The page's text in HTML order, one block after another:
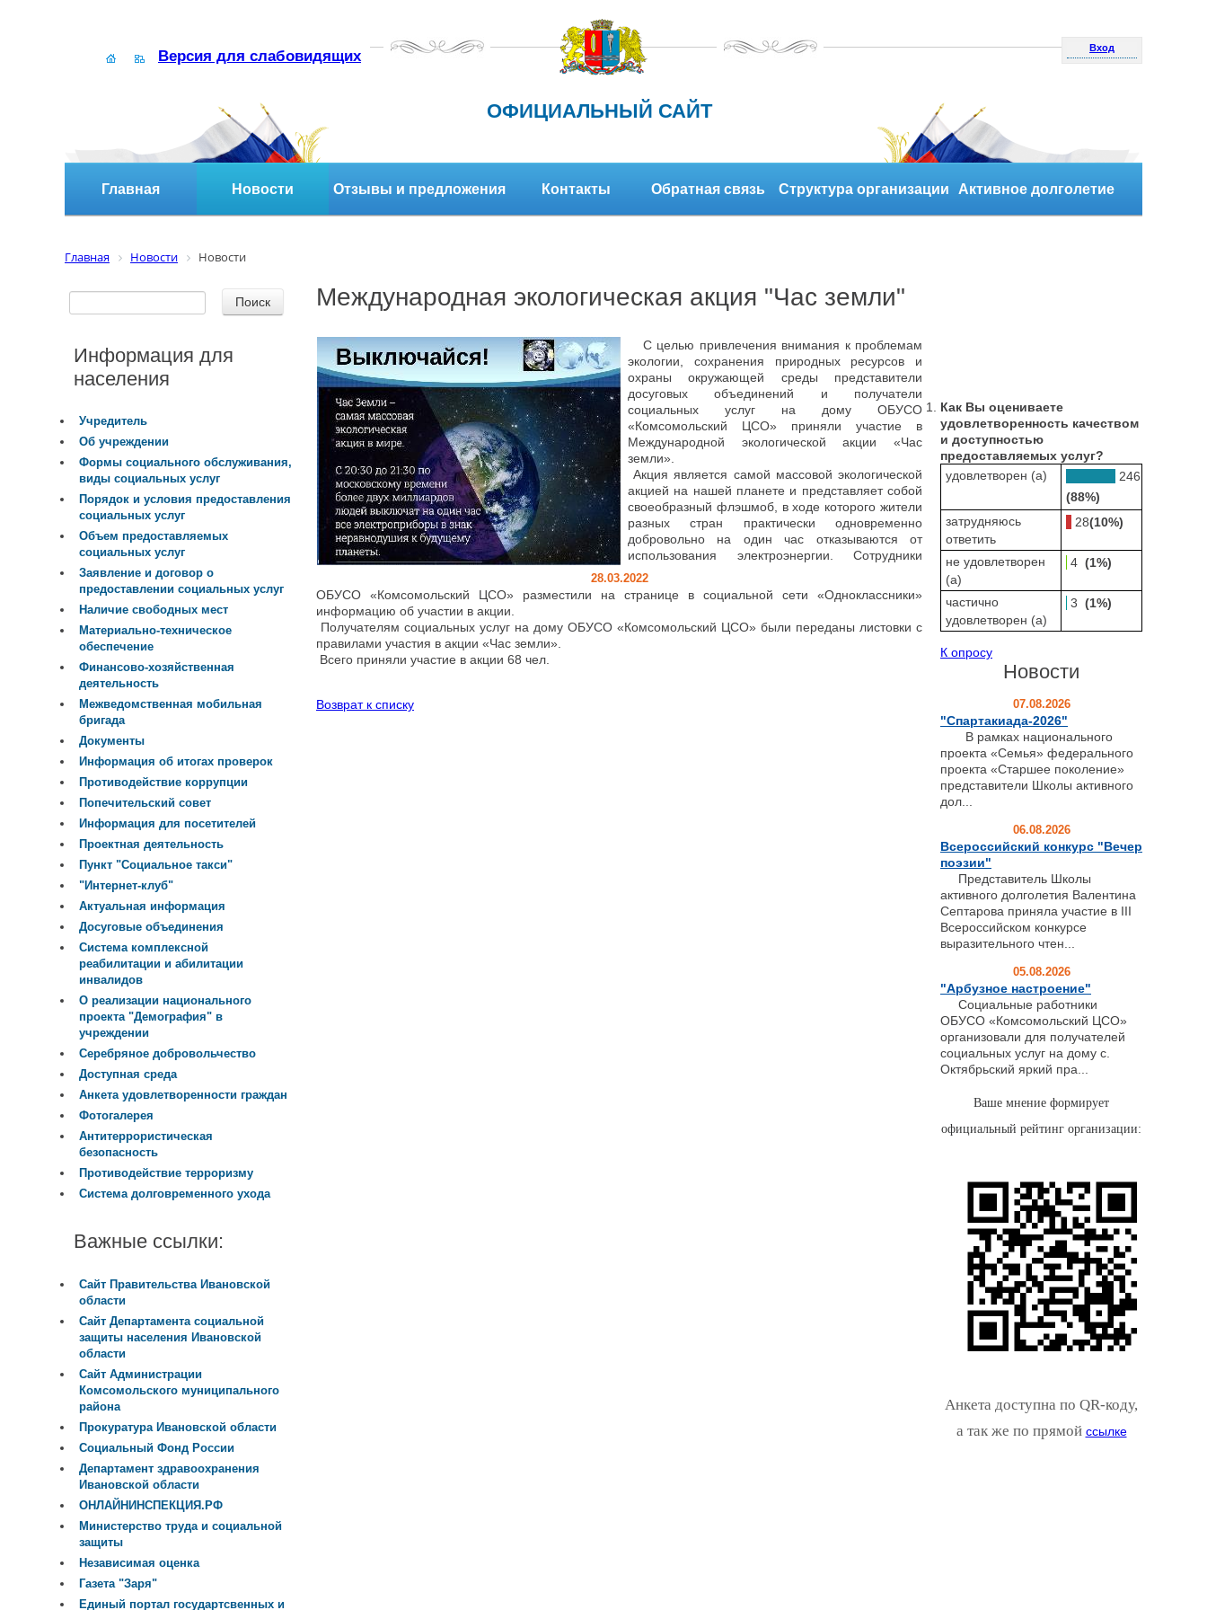
Версия для слабовидящих Вход
ОФИЦИАЛЬНЫЙ САЙТ
Главная Новости Отзывы и предложения Контакты Обратная связь Структура организации Активное долголетие
Главная Новости Новости
Международная экологическая акция "Час земли"
28.03.2022
С целью привлечения внимания к проблемам
экологии, сохранения природных ресурсов и
охраны окружающей среды представители
досуговых объединений и получатели
социальных услуг на дому ОБУСО
«Комсомольский ЦСО» приняли участие в
Международной экологической акции «Час
земли».
Акция является самой массовой экологической
акцией на нашей планете и представляет собой
своеобразный флэшмоб, в ходе которого жители
разных стран практически одновременно
добровольно на один час отказываются от
использования электроэнергии. Сотрудники
ОБУСО «Комсомольский ЦСО» разместили на странице в социальной сети «Одноклассники»
информацию об участии в акции.
Получателям социальных услуг на дому ОБУСО «Комсомольский ЦСО» были переданы листовки с
правилами участия в акции «Час земли».
Всего приняли участие в акции 68 чел.
Возврат к списку
Информация для
населения
Учредитель
Об учреждении
Формы социального обслуживания,
виды социальных услуг
Порядок и условия предоставления
социальных услуг
Объем предоставляемых
социальных услуг
Заявление и договор о
предоставлении социальных услуг
Наличие свободных мест
Материально-техническое
обеспечение
Финансово-хозяйственная
деятельность
Межведомственная мобильная
бригада
Документы
Информация об итогах проверок
Противодействие коррупции
Попечительский совет
Информация для посетителей
Проектная деятельность
Пункт "Социальное такси"
"Интернет-клуб"
Актуальная информация
Досуговые объединения
Система комплексной
реабилитации и абилитации
инвалидов
О реализации национального
проекта "Демография" в
учреждении
Серебряное добровольчество
Доступная среда
Анкета удовлетворенности граждан
Фотогалерея
Антитеррористическая
безопасность
Противодействие терроризму
Система долговременного ухода
Важные ссылки:
Сайт Правительства Ивановской
области
Сайт Департамента социальной
защиты населения Ивановской
области
Сайт Администрации
Комсомольского муниципального
района
Прокуратура Ивановской области
Социальный Фонд России
Департамент здравоохранения
Ивановской области
ОНЛАЙНИНСПЕКЦИЯ.РФ
Министерство труда и социальной
защиты
Независимая оценка
Газета "Заря"
Единый портал государтсвенных и
Как Вы оцениваете
удовлетворенность качеством
и доступностью
предоставляемых услуг?
удовлетворен (а)
246
(88%)
затрудняюсь
ответить
28(10%)
не удовлетворен
(а)
4 (1%)
частично
удовлетворен (а)
3 (1%)
К опросу
Новости
07.08.2026
"Спартакиада-2026"
В рамках национального
проекта «Семья» федерального
проекта «Старшее поколение»
представители Школы активного
дол...
06.08.2026
Всероссийский конкурс "Вечер
поэзии"
Представитель Школы
активного долголетия Валентина
Септарова приняла участие в III
Всероссийском конкурсе
выразительного чтен...
05.08.2026
"Арбузное настроение"
Социальные работники
ОБУСО «Комсомольский ЦСО»
организовали для получателей
социальных услуг на дому с.
Октябрьский яркий пра...
Ваше мнение формирует
официальный рейтинг организации:
Анкета доступна по QR-коду,
а так же по прямой ссылке